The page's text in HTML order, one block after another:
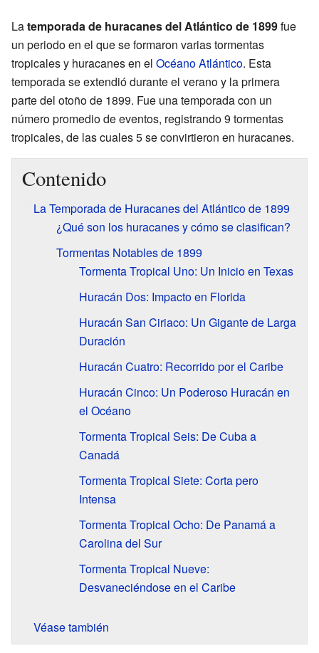
Latemporada de huracanes del Atlántico de 1899fue
un periodo en el que se formaron varias tormentas
tropicales y huracanes en el Océano Atlántico. Esta
temporada se extendió durante el verano y la primera
parte del otoño de 1899. Fue una temporada con un
número promedio de eventos, registrando 9 tormentas
tropicales, de las cuales 5 se convirtieron en huracanes.
Contenido
La Temporada de Huracanes del Atlántico de 1899
¿Qué son los huracanes y cómo se clasifican?
Tormentas Notables de 1899
Tormenta Tropical Uno: Un Inicio en Texas
Huracán Dos: Impacto en Florida
Huracán San Ciriaco: Un Gigante de Larga
Duración
Huracán Cuatro: Recorrido por el Caribe
Huracán Cinco: Un Poderoso Huracán en
el Océano
Tormenta Tropical Seis: De Cuba a
Canadá
Tormenta Tropical Siete: Corta pero
Intensa
Tormenta Tropical Ocho: De Panamá a
Carolina del Sur
Tormenta Tropical Nueve:
Desvaneciéndose en el Caribe
Véase también